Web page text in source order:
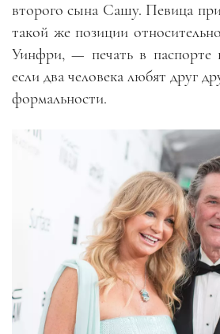
второго сына Сашу. Певица
такой же позиции
Уинфри, — печать в паспорте
если два человека любят друг
формальности.